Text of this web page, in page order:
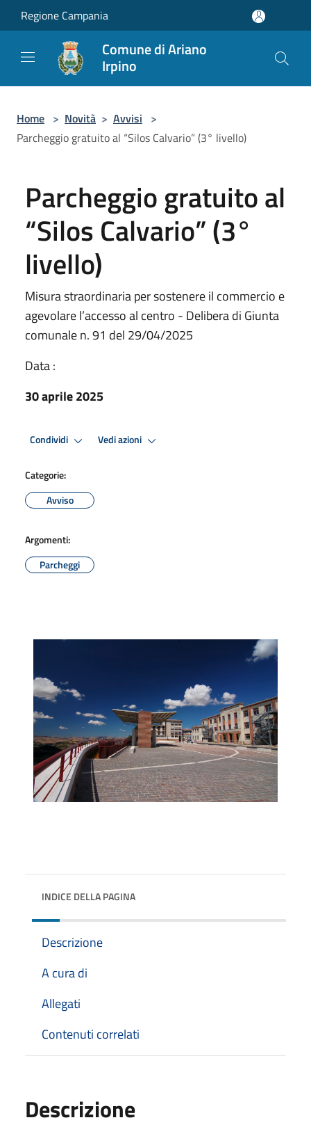
Salta al contenuto principale
Regione Campania
Comune di Ariano
Irpino
Home > Novità > Avvisi >
Parcheggio gratuito al “Silos Calvario” (3° livello)
Parcheggio gratuito al
“Silos Calvario” (3°
livello)
Misura straordinaria per sostenere il commercio e
agevolare l’accesso al centro - Delibera di Giunta
comunale n. 91 del 29/04/2025
Data :
30 aprile 2025
Condividi Vedi azioni
Categorie:
Avviso
Argomenti:
Parcheggi
INDICE DELLA PAGINA
Descrizione
A cura di
Allegati
Contenuti correlati
Descrizione